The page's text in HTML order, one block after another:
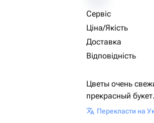
Сервіс
Ціна/Якість
Доставка
Відповідність
Цветы очень
прекрасный
Перекласти на